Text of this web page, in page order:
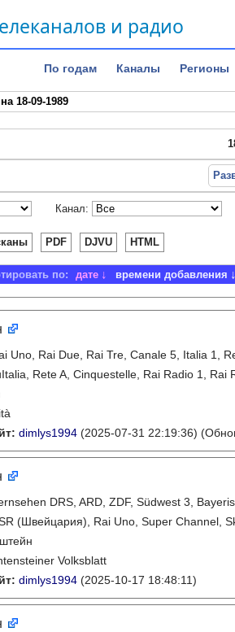
и радио
По годам Каналы Регионы
18-09-1989
Канал:
PDF DJVU HTML
по: дате времени добавления
Uno, Rai Due, Rai Tre, Canale 5, Italia 1,
Rete A, Cinquestelle, Rai Radio 1, Rai
dimlys1994 (2025-07-31 22:19:36)
DRS, ARD, ZDF, Südwest 3,
(Швейцария), Rai Uno, Super Channel,
Volksblatt
dimlys1994 (2025-10-17 18:48:11)